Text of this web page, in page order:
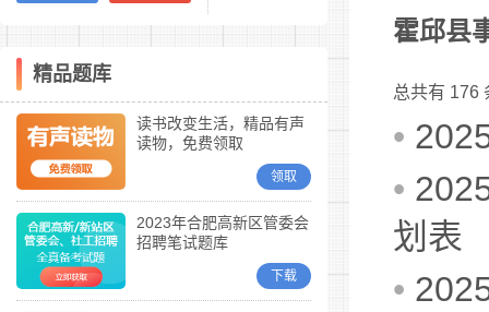
精品题库
读书改变生活，精品有声
读物，免费领取
领取
2023年合肥高新区管委会
招聘笔试题库
下载
霍邱县
总共有 176
•
•
划表
•